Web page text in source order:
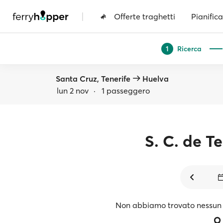
| Offerte traghetti Pianifica
1 Ricerca
Santa Cruz, Tenerife
Huelva
lun 2 nov · 1 passeggero
S. C. de
Non abbiamo trovato